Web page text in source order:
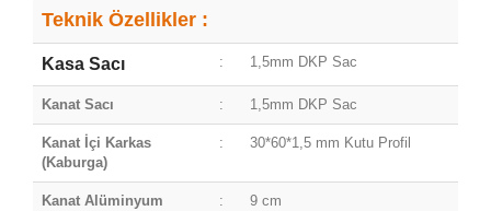
Teknik Özellikler :
Kasa Sacı : 1,5mm DKP Sac
Kanat Sacı : 1,5mm DKP Sac
Kanat İçi Karkas
(Kaburga)
: 30*60*1,5 mm Kutu Profil
Kanat Alüminyum
: 9 cm